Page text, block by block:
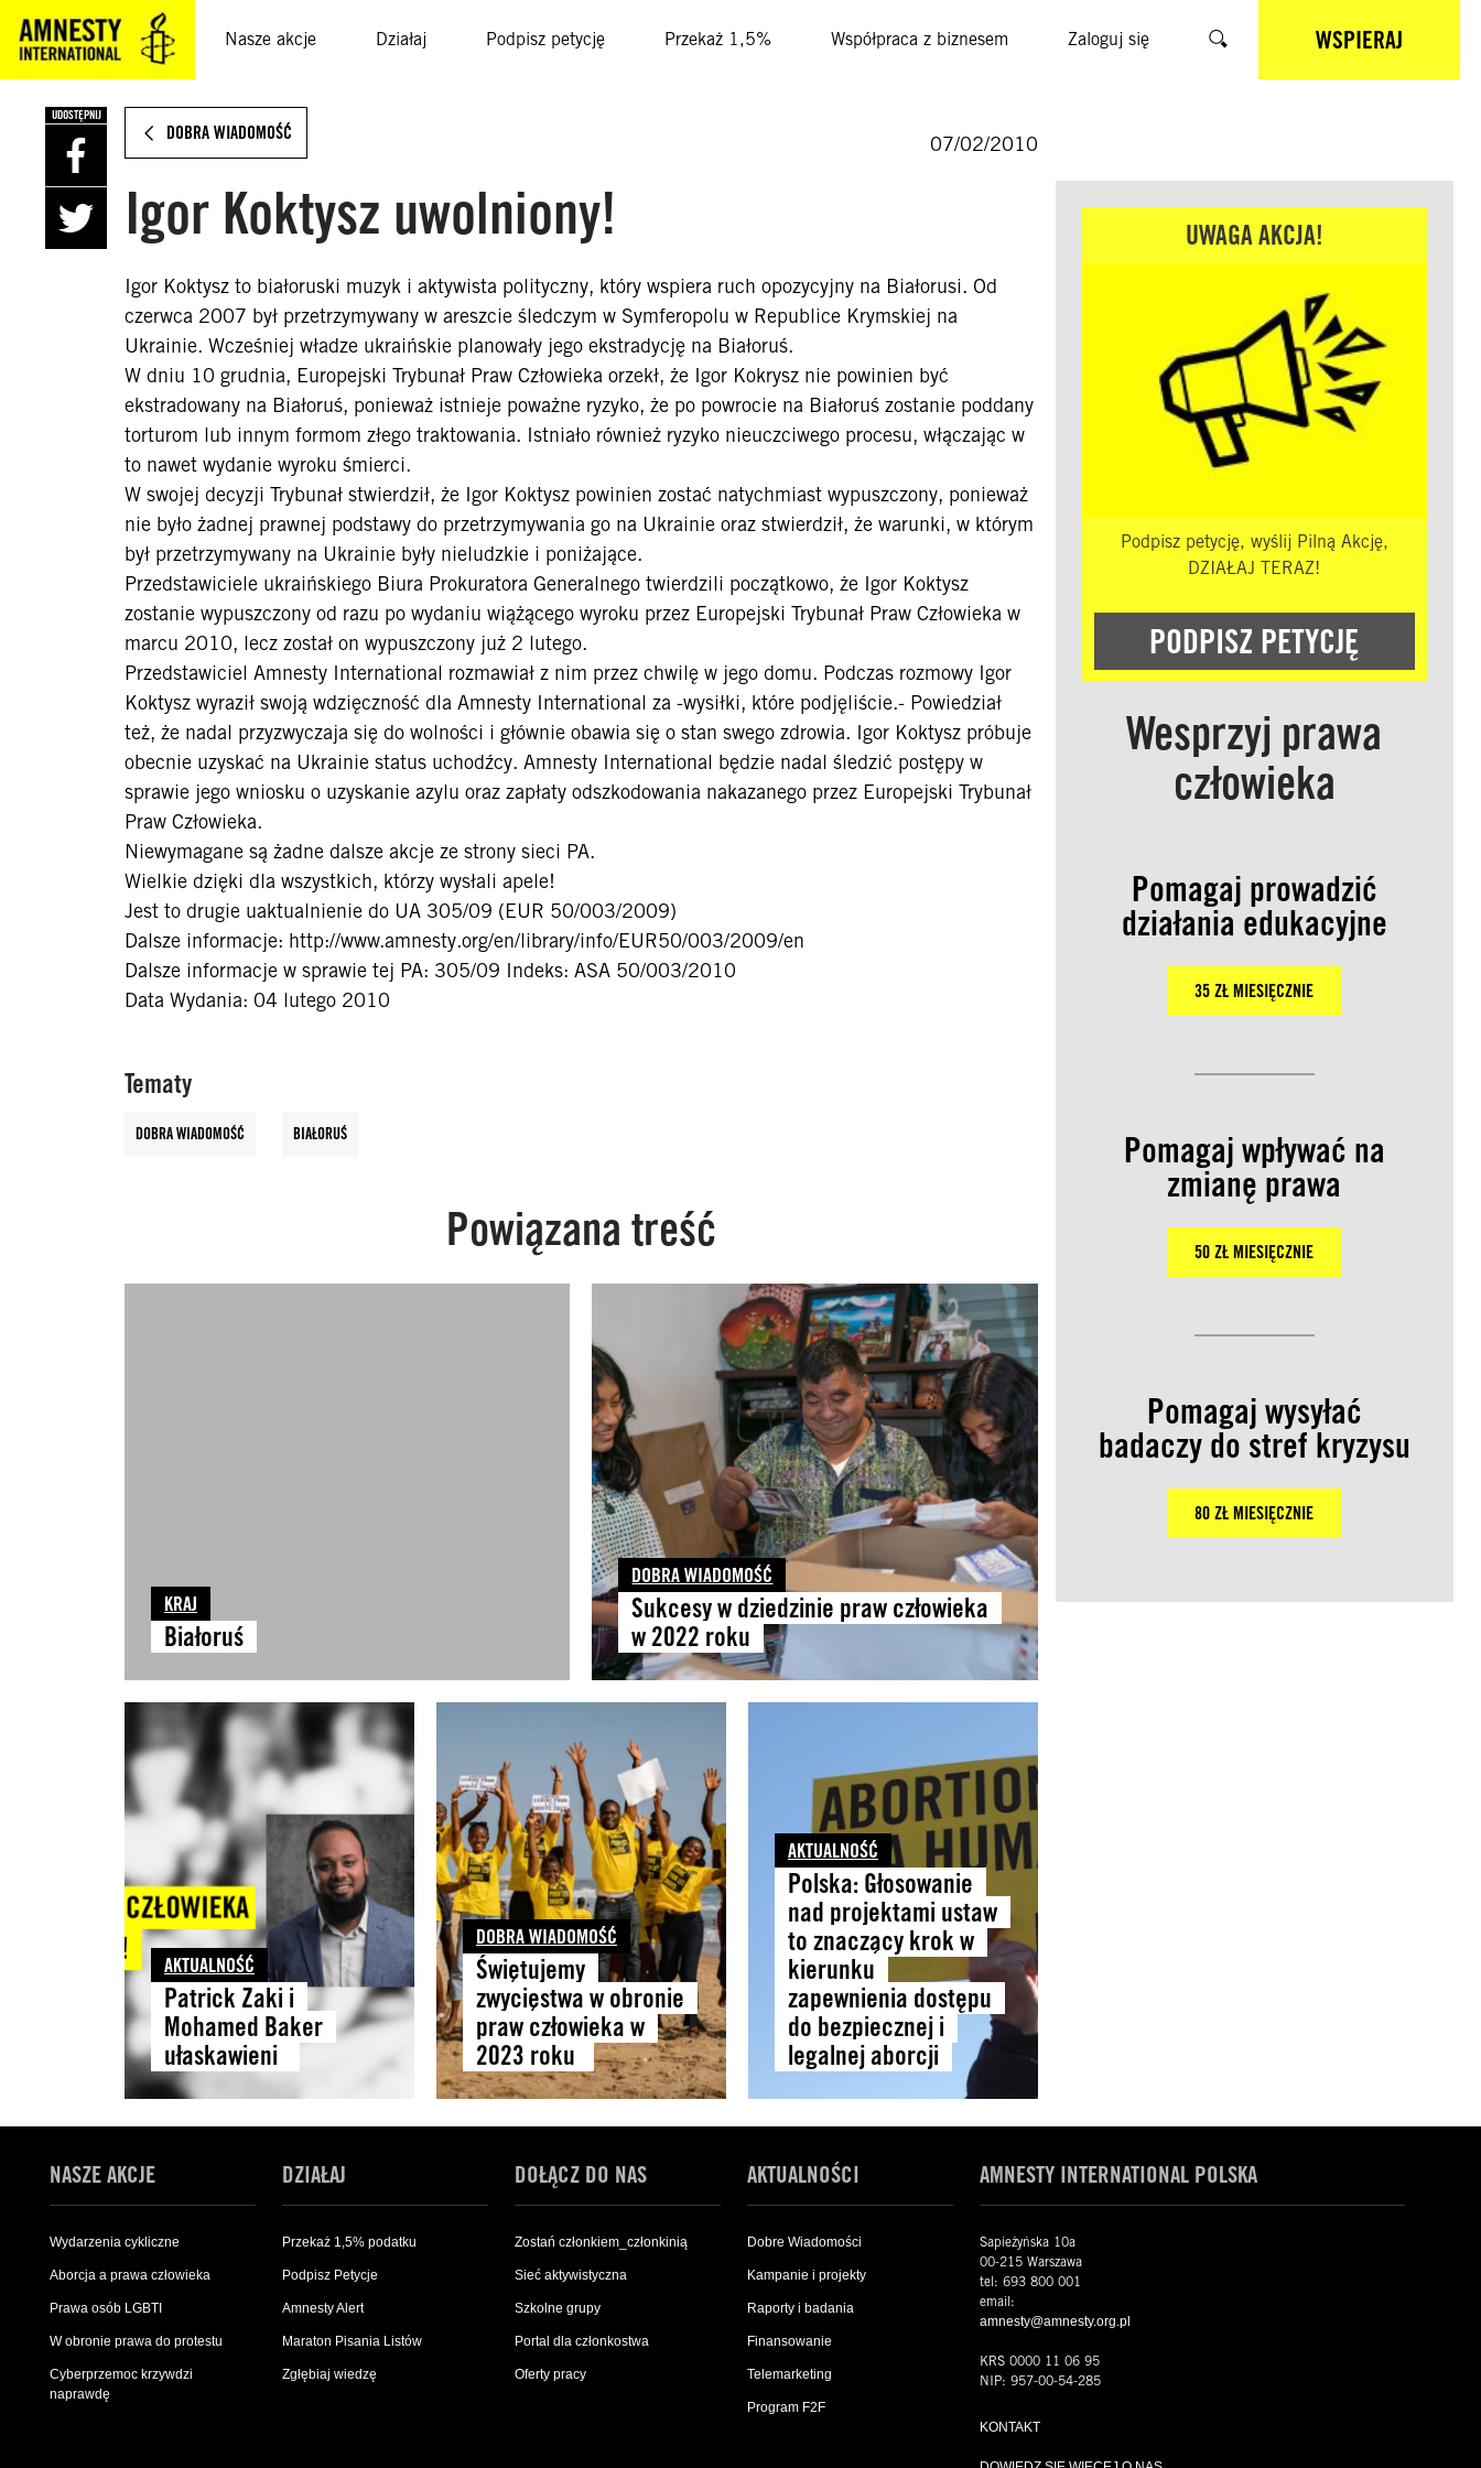
TREŚCI
Nasze akcje Działaj Podpisz petycję Przekaż 1,5% Współpraca z biznesem Zaloguj się
Szukaj WSPIERAJ
DOBRA WIADOMOŚĆ 07/02/2010
Igor Koktysz uwolniony!
Igor Koktysz to białoruski muzyk i aktywista polityczny, który wspiera ruch opozycyjny na Białorusi. Od
czerwca 2007 był przetrzymywany w areszcie śledczym w Symferopolu w Republice Krymskiej na
Ukrainie. Wcześniej władze ukraińskie planowały jego ekstradycję na Białoruś.
W dniu 10 grudnia, Europejski Trybunał Praw Człowieka orzekł, że Igor Kokrysz nie powinien być
ekstradowany na Białoruś, ponieważ istnieje poważne ryzyko, że po powrocie na Białoruś zostanie poddany
torturom lub innym formom złego traktowania. Istniało również ryzyko nieuczciwego procesu, włączając w
to nawet wydanie wyroku śmierci.
W swojej decyzji Trybunał stwierdził, że Igor Koktysz powinien zostać natychmiast wypuszczony, ponieważ
nie było żadnej prawnej podstawy do przetrzymywania go na Ukrainie oraz stwierdził, że warunki, w którym
był przetrzymywany na Ukrainie były nieludzkie i poniżające.
Przedstawiciele ukraińskiego Biura Prokuratora Generalnego twierdzili początkowo, że Igor Koktysz
zostanie wypuszczony od razu po wydaniu wiążącego wyroku przez Europejski Trybunał Praw Człowieka w
marcu 2010, lecz został on wypuszczony już 2 lutego.
Przedstawiciel Amnesty International rozmawiał z nim przez chwilę w jego domu. Podczas rozmowy Igor
Koktysz wyraził swoją wdzięczność dla Amnesty International za -wysiłki, które podjęliście.- Powiedział
też, że nadal przyzwyczaja się do wolności i głównie obawia się o stan swego zdrowia. Igor Koktysz próbuje
obecnie uzyskać na Ukrainie status uchodźcy. Amnesty International będzie nadal śledzić postępy w
sprawie jego wniosku o uzyskanie azylu oraz zapłaty odszkodowania nakazanego przez Europejski Trybunał
Praw Człowieka.
Niewymagane są żadne dalsze akcje ze strony sieci PA.
Wielkie dzięki dla wszystkich, którzy wysłali apele!
Jest to drugie uaktualnienie do UA 305/09 (EUR 50/003/2009)
Dalsze informacje: http://www.amnesty.org/en/library/info/EUR50/003/2009/en
Dalsze informacje w sprawie tej PA: 305/09 Indeks: ASA 50/003/2010
Data Wydania: 04 lutego 2010
Tematy
DOBRA WIADOMOŚĆ BIAŁORUŚ
Powiązana treść
KRAJ
Białoruś
DOBRA WIADOMOŚĆ
Sukcesy w dziedzinie praw człowieka
w 2022 roku
AKTUALNOŚĆ
Patrick Zaki i
Mohamed Baker
ułaskawieni
DOBRA WIADOMOŚĆ
Świętujemy
zwycięstwa w obronie
praw człowieka w
2023 roku
AKTUALNOŚĆ
Polska: Głosowanie
nad projektami ustaw
to znaczący krok w
kierunku
zapewnienia dostępu
do bezpiecznej i
legalnej aborcji
UDOSTĘPNIJ
UWAGA AKCJA!
Podpisz petycję, wyślij Pilną Akcję,
DZIAŁAJ TERAZ!
PODPISZ PETYCJĘ
Wesprzyj prawa
człowieka
Pomagaj prowadzić
działania edukacyjne
35 ZŁ MIESIĘCZNIE
Pomagaj wpływać na
zmianę prawa
50 ZŁ MIESIĘCZNIE
Pomagaj wysyłać
badaczy do stref kryzysu
80 ZŁ MIESIĘCZNIE
NASZE AKCJE
Wydarzenia cykliczne
Aborcja a prawa człowieka
Prawa osób LGBTI
W obronie prawa do protestu
Cyberprzemoc krzywdzi
naprawdę
DZIAŁAJ
Przekaż 1,5% podatku
Podpisz Petycje
Amnesty Alert
Maraton Pisania Listów
Zgłębiaj wiedzę
DOŁĄCZ DO NAS
Zostań członkiem_członkinią
Sieć aktywistyczna
Szkolne grupy
Portal dla członkostwa
Oferty pracy
AKTUALNOŚCI
Dobre Wiadomości
Kampanie i projekty
Raporty i badania
Finansowanie
Telemarketing
Program F2F
AMNESTY INTERNATIONAL POLSKA
Sapieżyńska 10a
00-215 Warszawa
tel: 693 800 001
email:
amnesty@amnesty.org.pl
KRS 0000 11 06 95
NIP: 957-00-54-285
KONTAKT